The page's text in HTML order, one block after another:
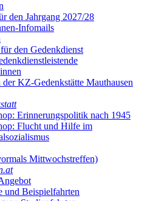
den Jahrgang 2027/28
Infomails
den Gedenkdienst
KZ-Gedenkstätte Mauthausen
Erinnerungspolitik nach 1945
Flucht und Hilfe im
Mittwochstreffen)
und Beispielfahrten